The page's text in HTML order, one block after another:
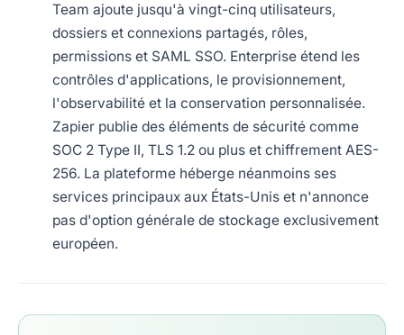
Team ajoute jusqu'à vingt-cinq utilisateurs,
dossiers et connexions partagés, rôles,
permissions et SAML SSO. Enterprise étend les
contrôles d'applications, le provisionnement,
l'observabilité et la conservation personnalisée.
Zapier publie des éléments de sécurité comme
SOC 2 Type II, TLS 1.2 ou plus et chiffrement AES-
256. La plateforme héberge néanmoins ses
services principaux aux États-Unis et n'annonce
pas d'option générale de stockage exclusivement
européen.